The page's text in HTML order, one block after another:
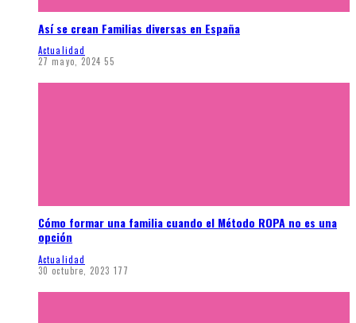
Así se crean Familias diversas en España
Actualidad
27 mayo, 2024 55
Cómo formar una familia cuando el Método ROPA no es una
opción
Actualidad
30 octubre, 2023 177